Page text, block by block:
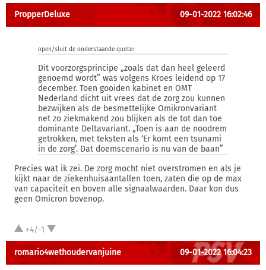
PropperDeluxe 09-01-2022 16:02:46
open/sluit de onderstaande quote:
Dit voorzorgsprincipe „zoals dat dan heel geleerd
genoemd wordt” was volgens Kroes leidend op 17
december. Toen gooiden kabinet en OMT
Nederland dicht uit vrees dat de zorg zou kunnen
bezwijken als de besmettelijke Omikronvariant
net zo ziekmakend zou blijken als de tot dan toe
dominante Deltavariant. „Toen is aan de noodrem
getrokken, met teksten als ‘Er komt een tsunami
in de zorg’. Dat doemscenario is nu van de baan”
Precies wat ik zei. De zorg mocht niet overstromen en als je
kijkt naar de ziekenhuisaantallen toen, zaten die op de max
van capaciteit en boven alle signaalwaarden. Daar kon dus
geen Omicron bovenop.
+4/-1
romario4wethoudervanjuine 09-01-2022 16:04:23